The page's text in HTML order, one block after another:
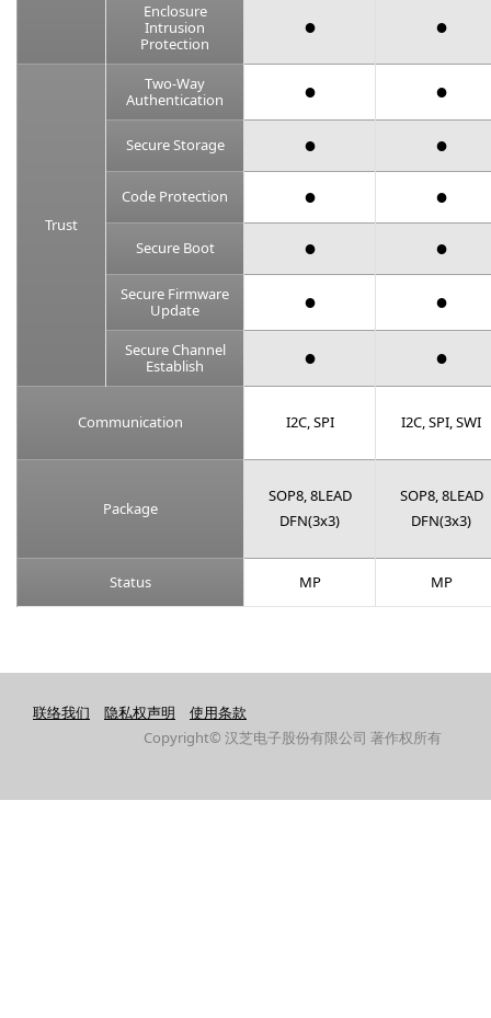
Enclosure
Intrusion
Protection
● ●
Trust
Two-Way
Authentication
● ●
Secure Storage ● ●
Code Protection ● ●
Secure Boot ● ●
Secure Firmware
Update
● ●
Secure Channel
Establish
● ●
Communication I2C, SPI I2C, SPI, SWI
Package
SOP8, 8LEAD
DFN(3x3)
SOP8, 8LEAD
DFN(3x3)
Status MP MP
联络我们 隐私权声明
使用条款
Copyright© 汉芝电子股份有限公司 著作权所有